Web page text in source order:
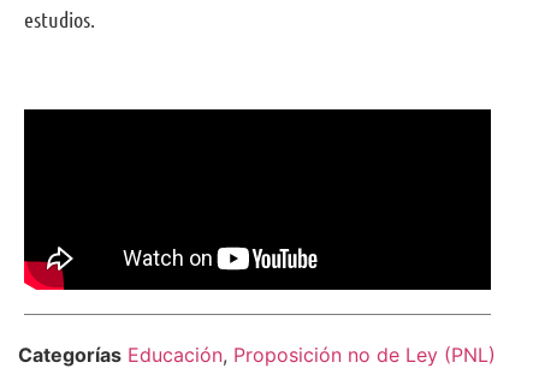
estudios.
Comparte
Categorías Educación, Proposición no de Ley (PNL)